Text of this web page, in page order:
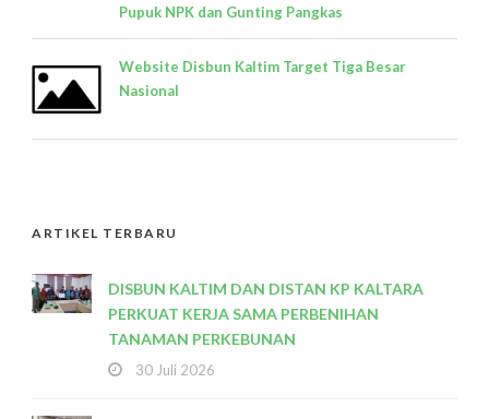
Pupuk NPK dan Gunting Pangkas
Website Disbun Kaltim Target Tiga Besar
Nasional
ARTIKEL TERBARU
DISBUN KALTIM DAN DISTAN KP KALTARA
PERKUAT KERJA SAMA PERBENIHAN
TANAMAN PERKEBUNAN
30 Juli 2026